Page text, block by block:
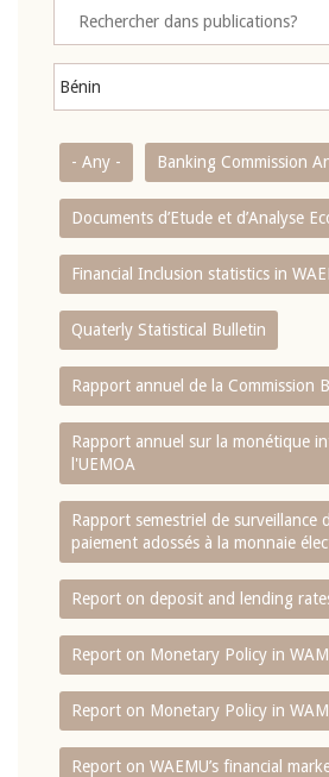
- Any - Banking Commission
Documents d’Etude et d’Analyse
Financial Inclusion statistics in
Quaterly Statistical Bulletin
Rapport annuel de la Commission
Rapport annuel sur la monétique
l'UEMOA
Rapport semestriel de surveillance
paiement adossés à la monnaie
Report on deposit and lending
Report on Monetary Policy in
Report on Monetary Policy in
Report on WAEMU’s financial